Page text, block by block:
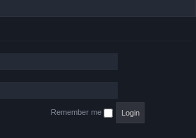
Remember me